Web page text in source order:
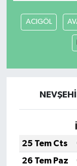
ACIGÖL
25 Tem Cts
26 Tem Paz